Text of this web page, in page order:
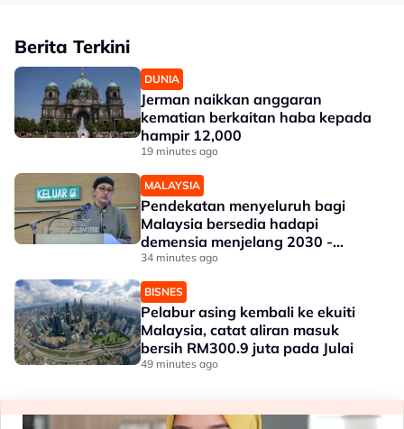
Berita Terkini
DUNIA
Jerman naikkan anggaran
kematian berkaitan haba kepada
hampir 12,000
19 minutes ago
MALAYSIA
Pendekatan menyeluruh bagi
Malaysia bersedia hadapi
demensia menjelang 2030 -
Hanifah
34 minutes ago
BISNES
Pelabur asing kembali ke ekuiti
Malaysia, catat aliran masuk
bersih RM300.9 juta pada Julai
49 minutes ago